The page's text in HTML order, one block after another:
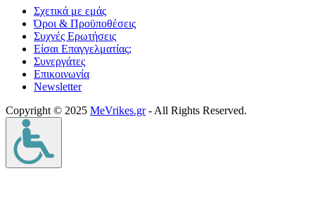
Σχετικά με εμάς
Όροι & Προϋποθέσεις
Συχνές Ερωτήσεις
Είσαι Επαγγελματίας;
Συνεργάτες
Επικοινωνία
Νewsletter
Copyright © 2025 MeVrikes.gr- All Rights Reserved.